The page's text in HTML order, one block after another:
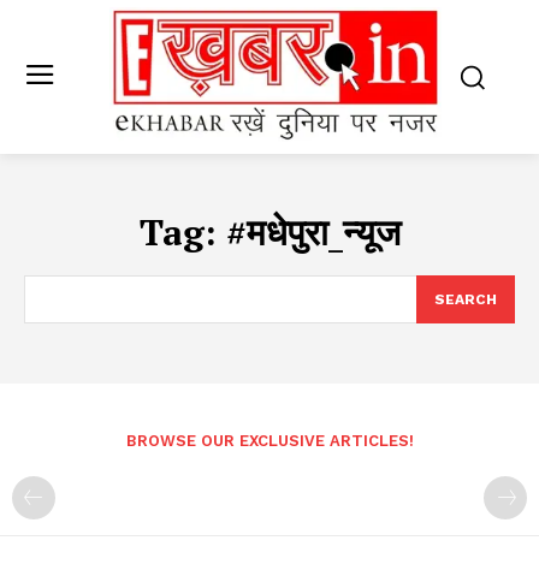
Tag: #मधेपुरा_न्यूज
SEARCH
BROWSE OUR EXCLUSIVE ARTICLES!